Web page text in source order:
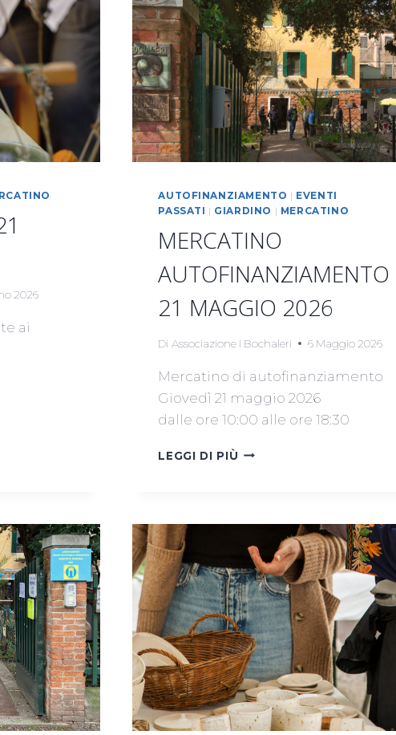
2026
ai
AUTOFINANZIAMENTO | EVENTI
PASSATI | GIARDINO | MERCATINO
MERCATINO
AUTOFINANZIAMENTO
21 MAGGIO 2026
Di Associazione I Bochaleri 6 Maggio 2026
Mercatino di autofinanziamento
Giovedì 21 maggio 2026
dalle ore 10:00 alle ore 18:30
LEGGI DI PIÙ MERCATINO